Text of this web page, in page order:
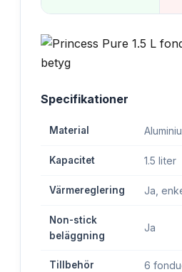
Specifikationer
Material
Kapacitet 1.5 liter
Värmereglering Ja,
Non-stick
beläggning
Ja
Tillbehör 6